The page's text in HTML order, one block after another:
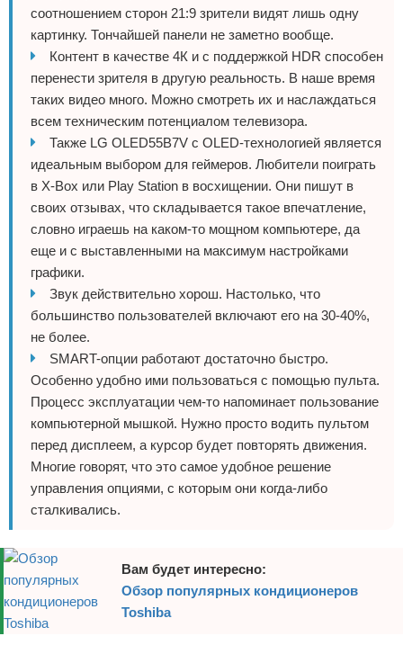
соотношением сторон 21:9 зрители видят лишь одну
картинку. Тончайшей панели не заметно вообще.
Контент в качестве 4К и с поддержкой HDR способен
перенести зрителя в другую реальность. В наше время
таких видео много. Можно смотреть их и наслаждаться
всем техническим потенциалом телевизора.
Также LG OLED55B7V с OLED-технологией является
идеальным выбором для геймеров. Любители поиграть
в X-Box или Play Station в восхищении. Они пишут в
своих отзывах, что складывается такое впечатление,
словно играешь на каком-то мощном компьютере, да
еще и с выставленными на максимум настройками
графики.
Звук действительно хорош. Настолько, что
большинство пользователей включают его на 30-40%,
не более.
SMART-опции работают достаточно быстро.
Особенно удобно ими пользоваться с помощью пульта.
Процесс эксплуатации чем-то напоминает пользование
компьютерной мышкой. Нужно просто водить пультом
перед дисплеем, а курсор будет повторять движения.
Многие говорят, что это самое удобное решение
управления опциями, с которым они когда-либо
сталкивались.
Вам будет интересно:
Обзор популярных кондиционеров
Toshiba